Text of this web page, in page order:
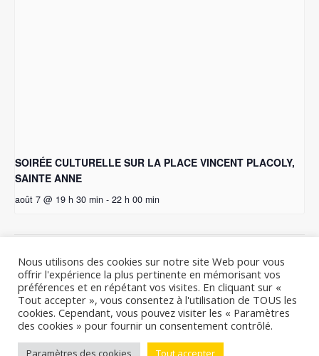
SOIRÉE CULTURELLE SUR LA PLACE VINCENT PLACOLY,
SAINTE ANNE
août 7 @ 19 h 30 min - 22 h 00 min
SOIRÉE KARAOKÉ À L’ÎLÔT DU
BOUT, LES TROIS ÎLETS
VISITE DE LA MAISON DE LA
CANNE, LES TROIS ÎLETS
MENU
Nous utilisons des cookies sur notre site Web pour vous
offrir l'expérience la plus pertinente en mémorisant vos
préférences et en répétant vos visites. En cliquant sur «
Tout accepter », vous consentez à l'utilisation de TOUS les
cookies. Cependant, vous pouvez visiter les « Paramètres
des cookies » pour fournir un consentement contrôlé.
Paramètres des cookies Tout accepter